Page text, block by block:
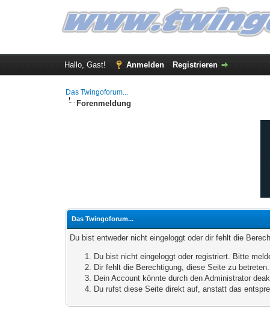
Hallo, Gast! Anmelden Registrieren
Das Twingoforum...
Forenmeldung
Das Twingoforum...
Du bist entweder nicht eingeloggt oder dir fehlt die
Du bist nicht eingeloggt oder registriert. Bitte
Dir fehlt die Berechtigung, diese Seite zu
Dein Account könnte durch den Administrator
Du rufst diese Seite direkt auf, anstatt das